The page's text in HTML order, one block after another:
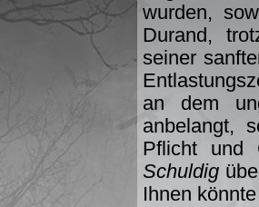
wurden,
Durand,
seiner
an dem
anbelangt,
Pflicht und
Schuldig
Ihnen